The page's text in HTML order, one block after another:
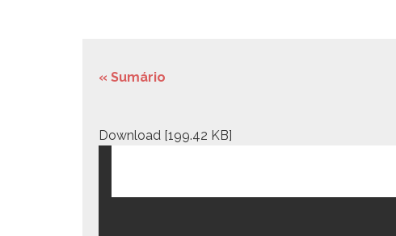
« Sumário
Down­load [199.42 KB]